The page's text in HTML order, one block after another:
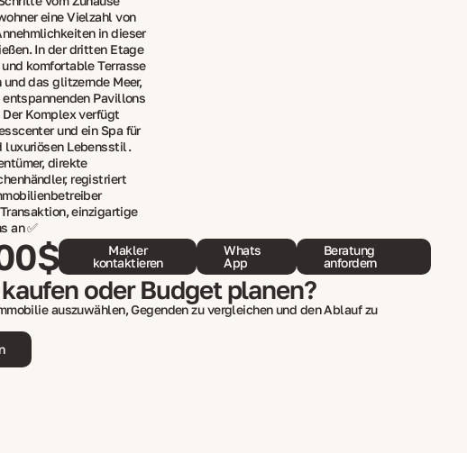
eine Vielzahl von
in dieser
In der dritten Etage
komfortable Terrasse
das glitzernde Meer,
Pavillons
Der Komplex verfügt
und ein Spa für
luxuriösen Lebensstil.
direkte
registriert
einzigartige
an ✅
Makler
kontaktieren
Whats
App
Beratung
anfordern
oder Budget planen?
auszuwählen, Gegenden zu vergleichen und den Ablauf zu